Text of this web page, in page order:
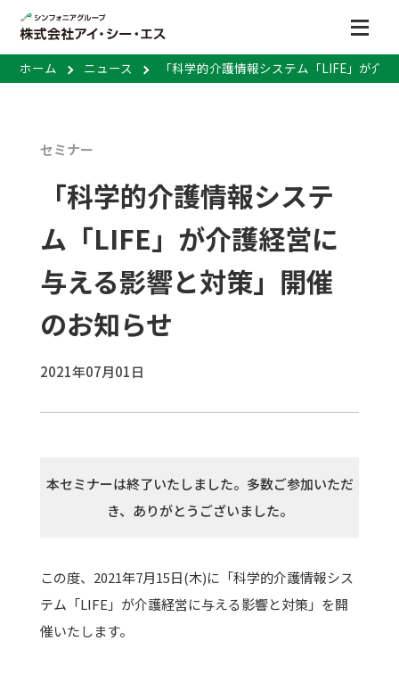
ホーム ニュース 「科学的介護情報システム「LIFE」が介
セミナー
「科学的介護情報システ
ム「LIFE」が介護経営に
与える影響と対策」開催
のお知らせ
2021年07月01日
本セミナーは終了いたしました。多数ご参加いただ
き、ありがとうございました。
この度、2021年7月15日(木)に「科学的介護情報シス
テム「LIFE」が介護経営に与える影響と対策」を開
催いたします。